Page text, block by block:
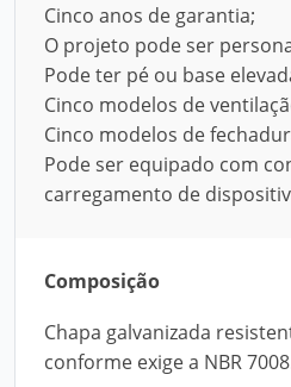
Cinco anos de garantia;
O projeto pode ser
Pode ter pé ou base
Cinco modelos de
Cinco modelos de
Pode ser equipado com
carregamento de
Composição
Chapa galvanizada
conforme exige a NBR